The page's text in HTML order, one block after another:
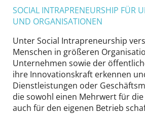
Social Innovation
Soziale Innovation in
Forschung und
Angebote
Gründungsprogramm
SOCIAL INTRAPRENEURSHIP FÜR
UND ORGANISATIONEN
Unter Social Intrapreneurship
Menschen in größeren
Unternehmen sowie der
ihre Innovationskraft erkennen
Dienstleistungen oder
die sowohl einen Mehrwert für die
auch für den eigenen Betrieb